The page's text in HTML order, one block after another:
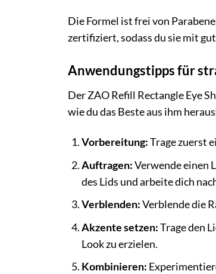
Die Formel ist frei von
zertifiziert, sodass du sie mit
Anwendungstipps für
Der ZAO Refill Rectangle Eye
wie du das Beste aus ihm
Vorbereitung:Trage zuerst
Auftragen:Verwende einen
des Lids und arbeite dich
Verblenden:Verblende die
Akzente setzen:Trage den
Look zu erzielen.
Kombinieren: